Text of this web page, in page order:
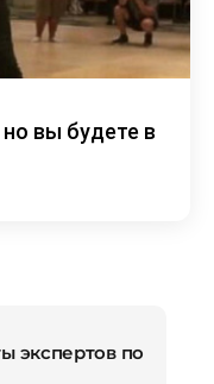
вы будете в
экспертов по